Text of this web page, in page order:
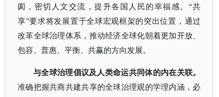
阂，密切人文交流，提升各国人民的幸福感。“共
享”要求将发展置于全球宏观框架的突出位置，通过
改革全球治理体系，推动经济全球化朝着更加开放、
包容、普惠、平衡、共赢的方向发展。
与全球治理倡议及人类命运共同体的内在关联。
准确把握共商共建共享的全球治理观的学理内涵，必